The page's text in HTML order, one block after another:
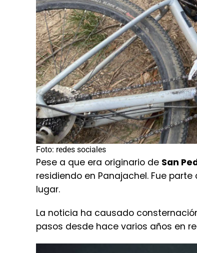
Foto: redes sociales
Pese a que era originario deSan
residiendo en Panajachel. Fue
lugar.
La noticia ha causado
pasos desde hace varios años en